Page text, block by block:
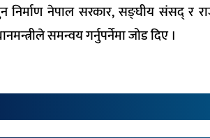
निर्माण नेपाल सरकार, सङ्घीयसंसद्र
समन्वय गर्नुपर्नेमा जोड दिए ।